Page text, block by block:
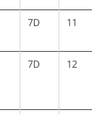
7D 11
7D 12